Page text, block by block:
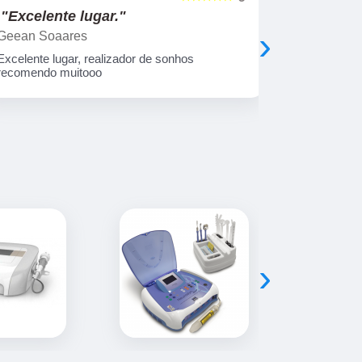
"Excelente lugar."
Soaares
lugar, realizador de sonhos
muitooo
›
›